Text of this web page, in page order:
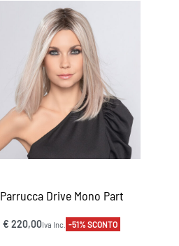
Parrucca Drive Mono Part
€ 220,00Iva Inc. -51% SCONTO